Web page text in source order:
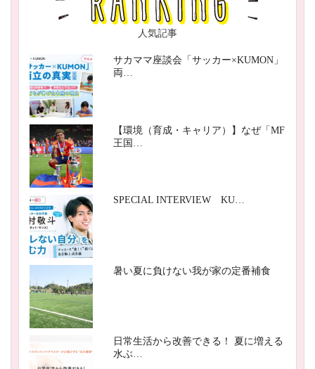
人気記事
サカママ座談会「サッカー×KUMON」
両…
【環境（育成・キャリア）】なぜ「MF
王国…
SPECIAL INTERVIEW KU…
暑い夏に負けない我が家の定番補食
日常生活から改善できる！ 夏に増える
水ぶ…